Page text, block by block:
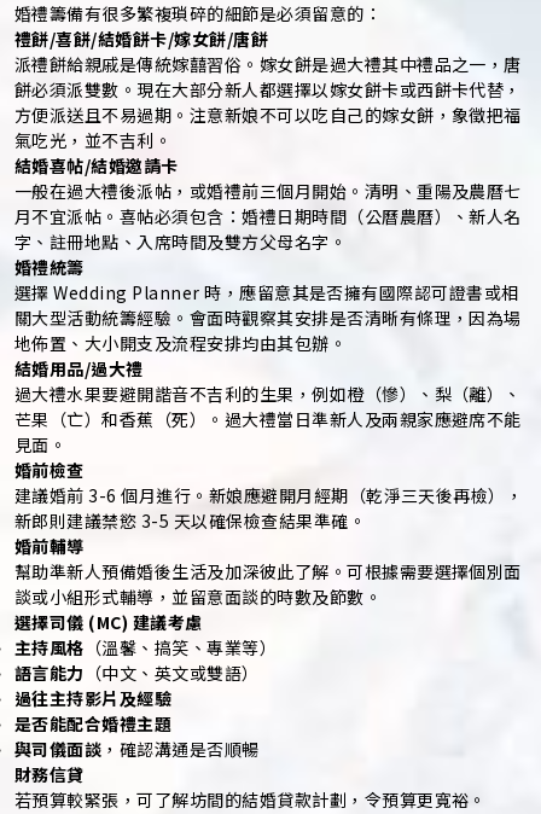
婚禮籌備有很多繁複瑣碎的細節是必須留意的：
禮餅/喜餅/結婚餅卡/嫁女餅/唐餅
派禮餅給親戚是傳統嫁囍習俗。嫁女餅是過大禮其中禮品之一，唐
餅必須派雙數。現在大部分新人都選擇以嫁女餅卡或西餅卡代替，
方便派送且不易過期。注意新娘不可以吃自己的嫁女餅，象徵把福
氣吃光，並不吉利。
結婚喜帖/結婚邀請卡
一般在過大禮後派帖，或婚禮前三個月開始。清明、重陽及農曆七
月不宜派帖。喜帖必須包含：婚禮日期時間（公曆農曆）、新人名
字、註冊地點、入席時間及雙方父母名字。
婚禮統籌
選擇 Wedding Planner 時，應留意其是否擁有國際認可證書或相
關大型活動統籌經驗。會面時觀察其安排是否清晰有條理，因為場
地佈置、大小開支及流程安排均由其包辦。
結婚用品/過大禮
過大禮水果要避開諧音不吉利的生果，例如橙（慘）、梨（離）、
芒果（亡）和香蕉（死）。過大禮當日準新人及兩親家應避席不能
見面。
婚前檢查
建議婚前 3-6 個月進行。新娘應避開月經期（乾淨三天後再檢），
新郎則建議禁慾 3-5 天以確保檢查結果準確。
婚前輔導
幫助準新人預備婚後生活及加深彼此了解。可根據需要選擇個別面
談或小組形式輔導，並留意面談的時數及節數。
選擇司儀 (MC) 建議考慮
主持風格 （溫馨、搞笑、專業等）
語言能力 （中文、英文或雙語）
過往主持影片及經驗
是否能配合婚禮主題
與司儀面談 ，確認溝通是否順暢
財務信貸
若預算較緊張，可了解坊間的結婚貸款計劃，令預算更寬裕。